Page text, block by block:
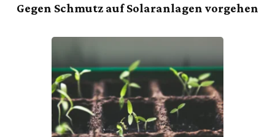
Gegen Schmutz auf Solaranlagen vorgehen